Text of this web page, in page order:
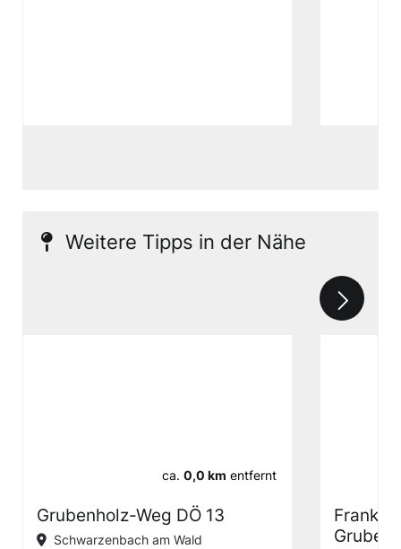
Weitere Tipps in der Nähe
ca. 0,0 km entfernt
Grubenholz-Weg DÖ 13
Schwarzenbach am Wald